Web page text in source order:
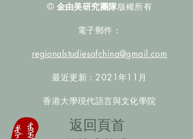
© 金由美研究團隊版權所有
電子郵件：
regionalstudiesofchina@gmail.com
最近更新：2021年11月
香港大學現代語言與文化學院
​返回頁首